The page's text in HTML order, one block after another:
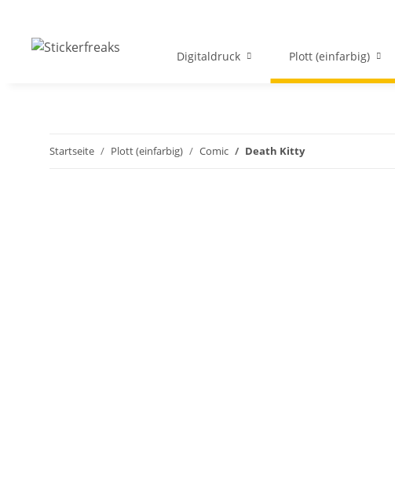
Digitaldruck Plott (einfarbig)
Startseite Plott (einfarbig) Comic Death Kitty